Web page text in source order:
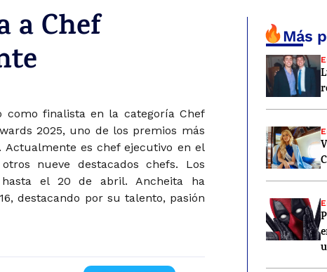
a Chef
como finalista en la categoría Chef
2025, uno de los premios más
es chef ejecutivo en el
nueve destacados chefs. Los
hasta el 20 de abril. Ancheita ha
destacando por su talento, pasión
Más